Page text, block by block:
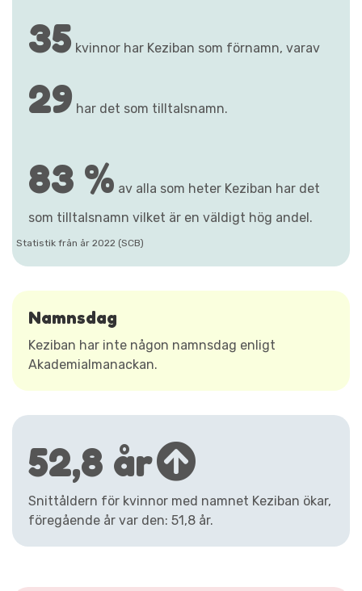
35 kvinnor har Keziban som förnamn, varav
29 har det som tilltalsnamn.
83 % av alla som heter Keziban har det
som tilltalsnamn vilket är en väldigt hög andel.
Statistik från år 2022 (SCB)
Namnsdag
Keziban har inte någon namnsdag enligt
Akademialmanackan.
52,8 år
Snittåldern för kvinnor med namnet Keziban ökar,
föregående år var den: 51,8 år.